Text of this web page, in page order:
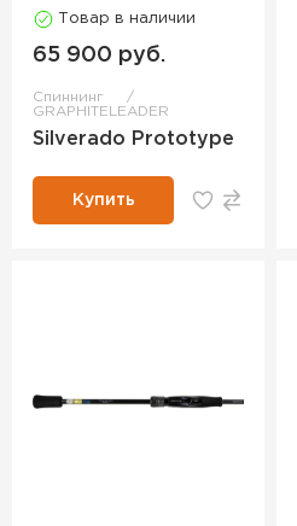
Товар в наличии
65 900 руб.
Спиннинг
GRAPHITELEADER
Silverado Prototype
Купить